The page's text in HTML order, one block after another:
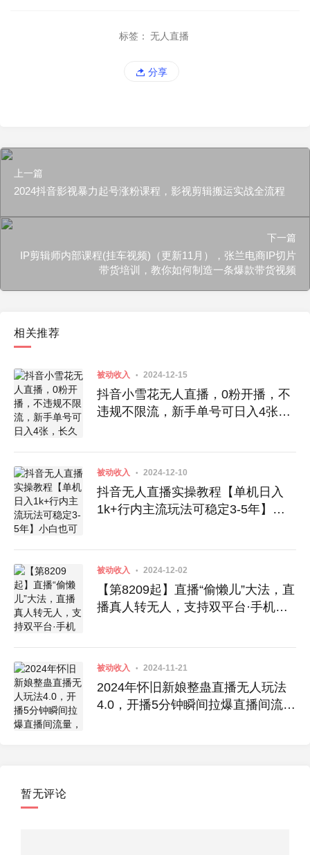
标签： 无人直播
分享
上一篇
2024抖音影视暴力起号涨粉课程，影视剪辑搬运实战全流程
下一篇
IP剪辑师内部课程(挂车视频)（更新11月），张兰电商IP切片
带货培训，教你如何制造一条爆款带货视频
相关推荐
被动收入 2024-12-15
抖音小雪花无人直播，0粉开播，不
违规不限流，新手单号可日入4张，
被动收入 2024-12-10
抖音无人直播实操教程【单机日入
1k+行内主流玩法可稳定3-5年】小
被动收入 2024-12-02
【第8209起】直播“偷懒儿”大法，直
播真人转无人，支持双平台·手机或
被动收入 2024-11-21
2024年怀旧新娘整蛊直播无人玩法
4.0，开播5分钟瞬间拉爆直播间流
暂无评论